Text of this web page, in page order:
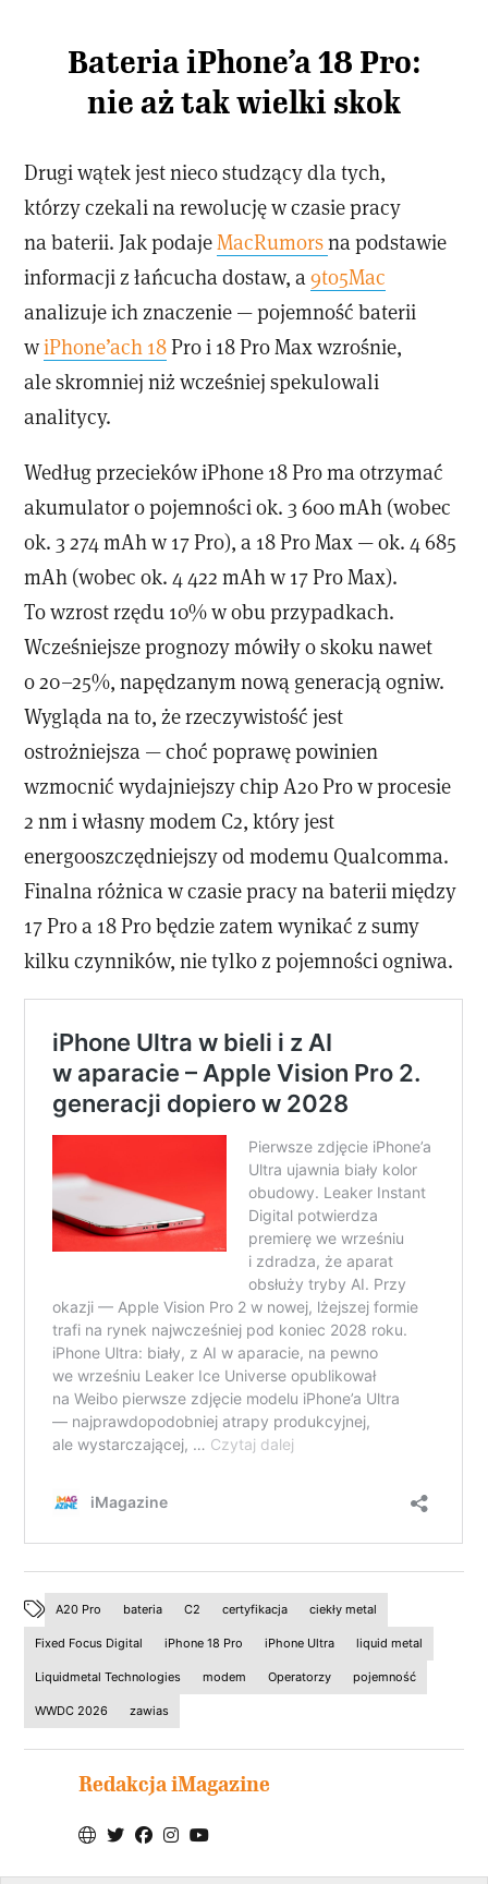
Bateria iPhone’a 18 Pro:
nie aż tak wielki skok
Drugi wątek jest nieco studzący dla tych,
którzy czekali na rewolucję w czasie pracy
na baterii. Jak podaje MacRumorsna podstawie
informacji z łańcucha dostaw, a9to5Mac
analizuje ich znaczenie — pojemność baterii
wiPhone’ach 18Pro i 18 Pro Max wzrośnie,
ale skromniej niż wcześniej spekulowali
analitycy.
Według przecieków iPhone 18 Pro ma otrzymać
akumulator o pojemności ok. 3 600 mAh (wobec
ok. 3 274 mAh w 17 Pro), a 18 Pro Max — ok. 4 685
mAh (wobec ok. 4 422 mAh w 17 Pro Max).
To wzrost rzędu 10% w obu przypadkach.
Wcześniejsze prognozy mówiły o skoku nawet
o 20–25%, napędzanym nową generacją ogniw.
Wygląda na to, że rzeczywistość jest
ostrożniejsza — choć poprawę powinien
wzmocnić wydajniejszy chip A20 Pro w procesie
2 nm i własny modem C2, który jest
energooszczędniejszy od modemu Qualcomma.
Finalna różnica w czasie pracy na baterii między
17 Pro a 18 Pro będzie zatem wynikać z sumy
kilku czynników, nie tylko z pojemności ogniwa.
A20 Pro bateria C2 certyfikacja ciekły metal
Fixed Focus Digital iPhone 18 Pro iPhone Ultra liquid metal
Liquidmetal Technologies modem Operatorzy pojemność
WWDC 2026 zawias
Redakcja iMagazine